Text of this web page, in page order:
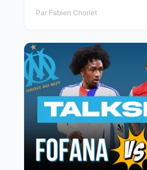
Par Fabien Chorlet